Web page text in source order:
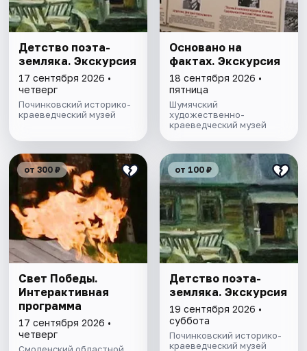
Детство поэта-
земляка. Экскурсия
17 сентября 2026 •
четверг
Починковский историко-
краеведческий музей
Основано на
фактах. Экскурсия
18 сентября 2026 •
пятница
Шумячский
художественно-
краеведческий музей
от 300 ₽
Свет Победы.
Интерактивная
программа
17 сентября 2026 •
четверг
от 100 ₽
Детство поэта-
земляка. Экскурсия
19 сентября 2026 •
суббота
Починковский историко-
краеведческий музей